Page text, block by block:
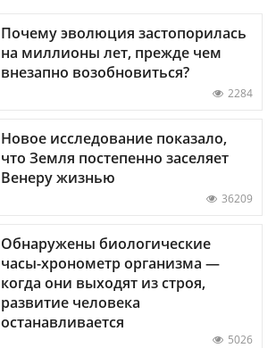
Почему эволюция застопорилась
на миллионы лет, прежде чем
внезапно возобновиться?
2284
Новое исследование показало,
что Земля постепенно заселяет
Венеру жизнью
36209
Обнаружены биологические
часы-хронометр организма —
когда они выходят из строя,
развитие человека
останавливается
5026